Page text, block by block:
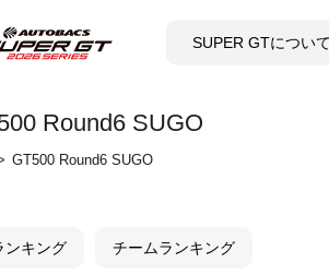
SUPER GTについて
Round6 SUGO
GT500 Round6 SUGO
ンキング チームランキング